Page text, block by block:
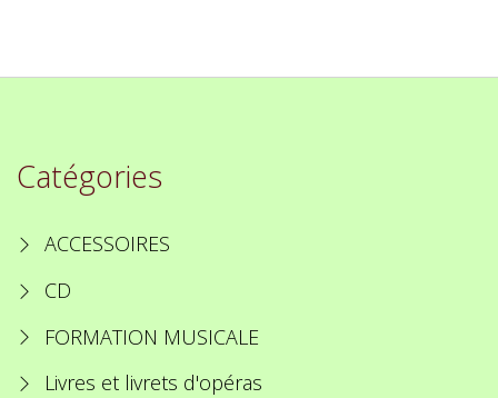
Catégories
ACCESSOIRES
CD
FORMATION MUSICALE
Livres et livrets d'opéras